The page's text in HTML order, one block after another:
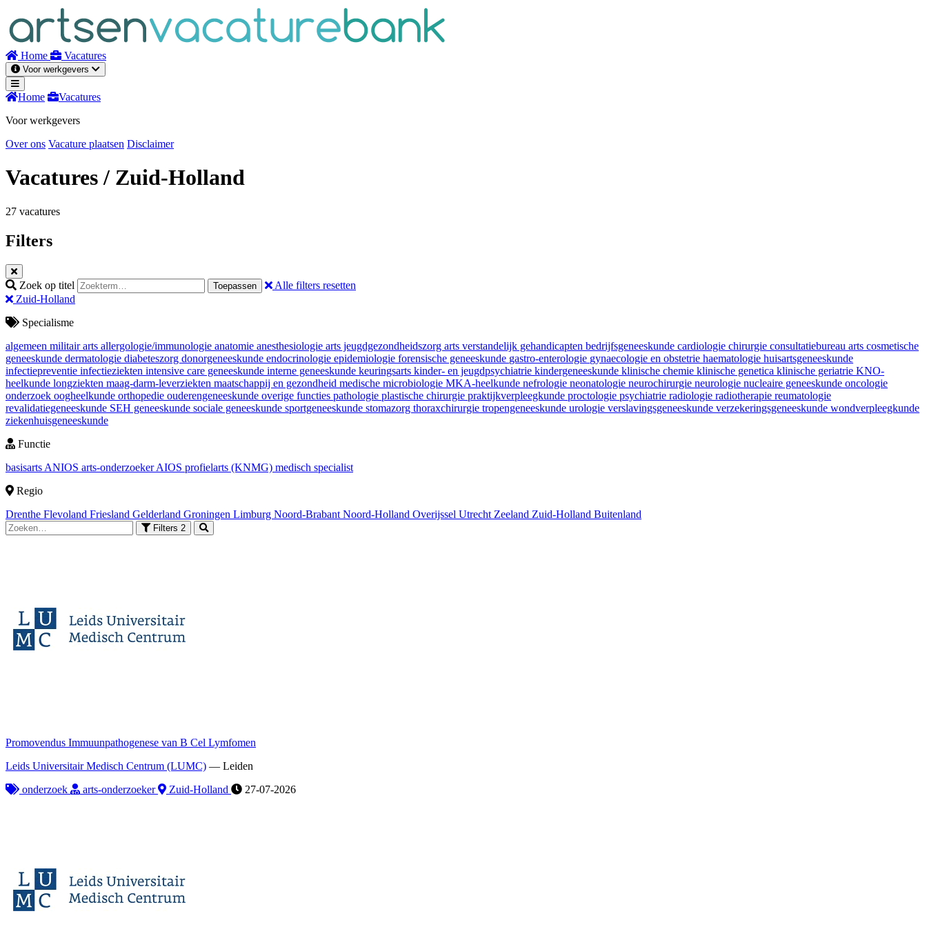
inhoud
Home Vacatures
Voor werkgevers
Home
Vacatures
Voor werkgevers
Over ons Vacature plaatsen Disclaimer
Vacatures/ Zuid-Holland
27 vacatures
Filters
Zoek op titel Toepassen
Alle filters resetten
Zuid-Holland
Specialisme
algemeen militair arts allergologie/immunologie anatomie anesthesiologie arts jeugdgezondheidszorg arts verstandelijk gehandicapten bedrijfsgeneeskunde cardiologie chirurgie consultatiebureau arts cosmetische
geneeskunde dermatologie diabeteszorg donorgeneeskunde endocrinologie epidemiologie forensische geneeskunde gastro-enterologie gynaecologie en obstetrie haematologie huisartsgeneeskunde
infectiepreventie infectieziekten intensive care geneeskunde interne geneeskunde keuringsarts kinder- en jeugdpsychiatrie kindergeneeskunde klinische chemie klinische genetica klinische geriatrie KNO-
heelkunde longziekten maag-darm-leverziekten maatschappij en gezondheid medische microbiologie MKA-heelkunde nefrologie neonatologie neurochirurgie neurologie nucleaire geneeskunde oncologie
onderzoek oogheelkunde orthopedie ouderengeneeskunde overige functies pathologie plastische chirurgie praktijkverpleegkunde proctologie psychiatrie radiologie radiotherapie reumatologie
revalidatiegeneeskunde SEH geneeskunde sociale geneeskunde sportgeneeskunde stomazorg thoraxchirurgie tropengeneeskunde urologie verslavingsgeneeskunde verzekeringsgeneeskunde wondverpleegkunde
ziekenhuisgeneeskunde
Functie
basisarts ANIOS arts-onderzoekerAIOS profielarts (KNMG) medisch specialist
Regio
Drenthe Flevoland Friesland Gelderland Groningen Limburg Noord-Brabant Noord-Holland Overijssel Utrecht Zeeland Zuid-Holland Buitenland
Filters 2
Promovendus Immuunpathogenese van B Cel Lymfomen
Leids Universitair Medisch Centrum (LUMC) — Leiden
onderzoek
arts-onderzoeker Zuid-Holland 27-07-2026